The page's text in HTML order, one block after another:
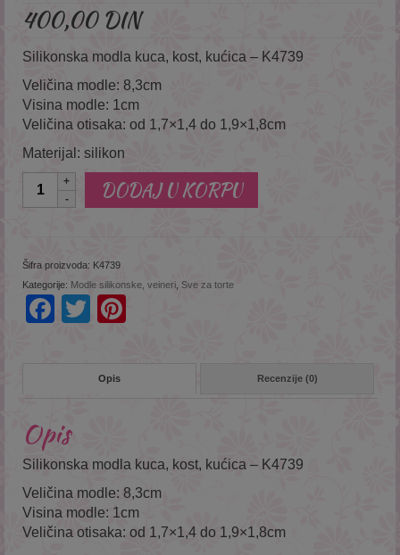
400,00 DIN
Silikonska modla kuca, kost, kućica – K4739
Veličina modle: 8,3cm
Visina modle: 1cm
Veličina otisaka: od 1,7×1,4 do 1,9×1,8cm
Materijal: silikon
Količina
DODAJ U KORPU
Šifra proizvoda: K4739
Kategorije: Modle silikonske, veineri Sve za torte
Facebook
Twitter
Opis Recenzije (0)
Opis
Silikonska modla kuca, kost, kućica – K4739
Veličina modle: 8,3cm
Visina modle: 1cm
Veličina otisaka: od 1,7×1,4 do 1,9×1,8cm